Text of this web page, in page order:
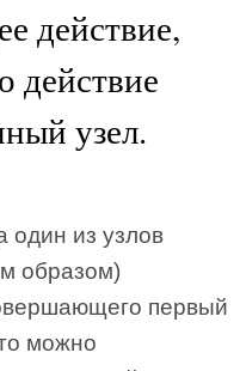
действие,
действие
узел.
один из узлов
образом)
первый
можно